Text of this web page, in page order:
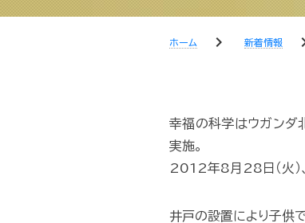
ホーム chevron_right 新着情報
幸福の科学はウガンダ
実施。
2012年8月28日（火）
井戸の設置により子供